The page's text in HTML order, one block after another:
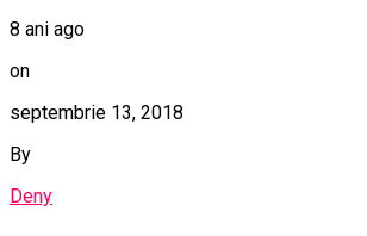
8 ani ago
on
septembrie 13, 2018
By
Deny